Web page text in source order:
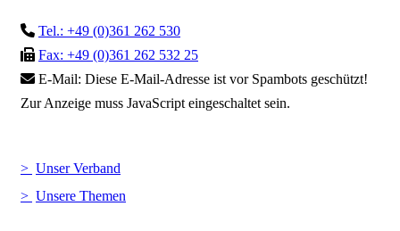
Tel.: +49 (0)361 262 530
Fax: +49 (0)361 262 532 25
E-Mail: Diese E-Mail-Adresse ist vor Spambots geschützt!
Zur Anzeige muss JavaScript eingeschaltet sein.
Unser Verband
Unsere Themen